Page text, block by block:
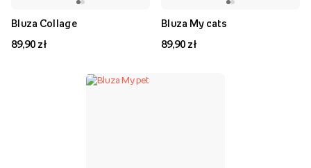
Bluza Collage
89,90 zł
Bluza My cats
89,90 zł